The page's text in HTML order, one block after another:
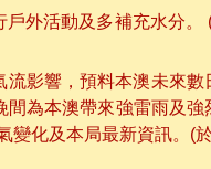
外活動及多補充水分。
影響，預料本澳未來數
為本澳帶來強雷雨及強
變化及本局最新資訊。(